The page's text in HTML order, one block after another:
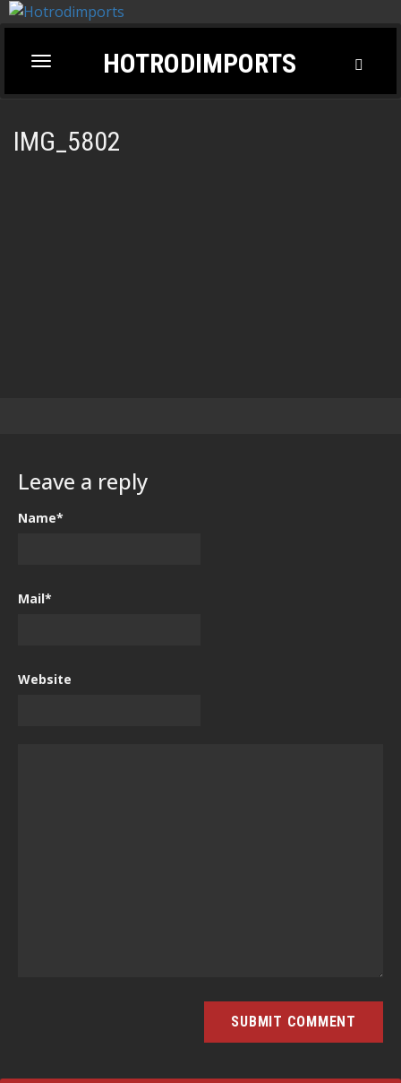
Toggle
navigation
HOTRODIMPORTS
IMG_5802
Leave a reply
Name*
Mail*
Website